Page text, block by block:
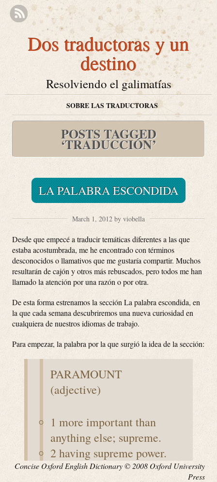
Dos traductoras y un
destino
Resolviendo el galimatías
SOBRE LAS TRADUCTORAS
POSTS TAGGED
‘TRADUCCIÓN’
LA PALABRA ESCONDIDA
March 1, 2012 by viobella
Desde que empecé a traducir temáticas diferentes a las que
estaba acostumbrada, me he encontrado con términos
desconocidos o llamativos que me gustaría compartir. Muchos
resultarán de cajón y otros más rebuscados, pero todos me han
llamado la atención por una razón o por otra.
De esta forma estrenamos la sección La palabra escondida, en
la que cada semana descubriremos una nueva curiosidad en
cualquiera de nuestros idiomas de trabajo.
Para empezar, la palabra por la que surgió la idea de la sección:
PARAMOUNT
(adjective)
1 more important than
anything else; supreme.
2 having supreme power.
Concise Oxford English Dictionary © 2008 Oxford University
Press